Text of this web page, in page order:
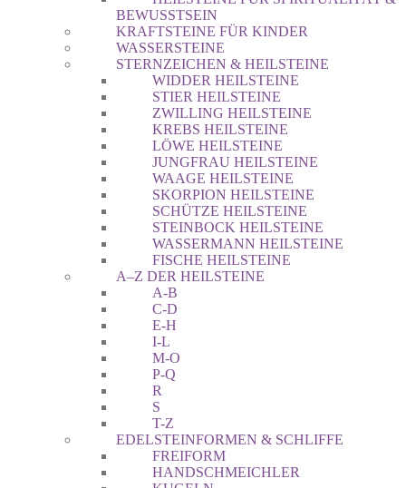
BEWUSSTSEIN
KRAFTSTEINE FÜR KINDER
WASSERSTEINE
STERNZEICHEN & HEILSTEINE
WIDDER HEILSTEINE
STIER HEILSTEINE
ZWILLING HEILSTEINE
KREBS HEILSTEINE
LÖWE HEILSTEINE
JUNGFRAU HEILSTEINE
WAAGE HEILSTEINE
SKORPION HEILSTEINE
SCHÜTZE HEILSTEINE
STEINBOCK HEILSTEINE
WASSERMANN HEILSTEINE
FISCHE HEILSTEINE
A–Z DER HEILSTEINE
A-B
C-D
E-H
I-L
M-O
P-Q
R
S
T-Z
EDELSTEINFORMEN & SCHLIFFE
FREIFORM
HANDSCHMEICHLER